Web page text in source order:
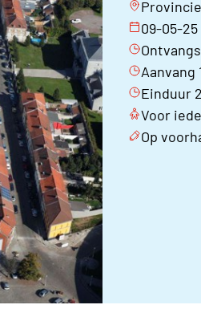
09-05-25
Aanvang
Einduur
Voor
Op